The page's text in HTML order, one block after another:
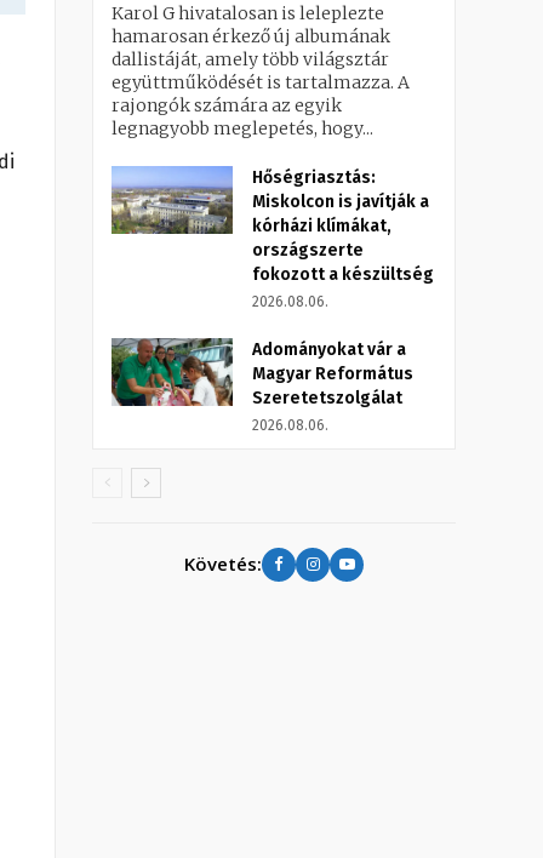
Karol G hivatalosan is leleplezte
hamarosan érkező új albumának
dallistáját, amely több világsztár
együttműködését is tartalmazza. A
rajongók számára az egyik
legnagyobb meglepetés, hogy...
Hőségriasztás:
Miskolcon is javítják a
kórházi klímákat,
országszerte
fokozott a készültség
2026.08.06.
Adományokat vár a
Magyar Református
Szeretetszolgálat
2026.08.06.
Követés: